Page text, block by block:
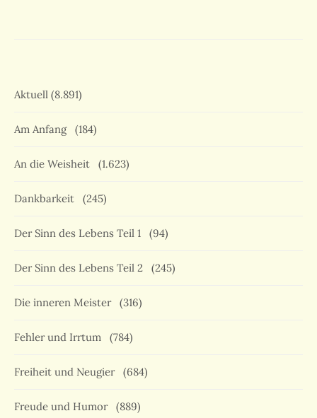
Aktuell (8.891)
Am Anfang (184)
An die Weisheit (1.623)
Dankbarkeit (245)
Der Sinn des Lebens Teil 1 (94)
Der Sinn des Lebens Teil 2 (245)
Die inneren Meister (316)
Fehler und Irrtum (784)
Freiheit und Neugier (684)
Freude und Humor (889)